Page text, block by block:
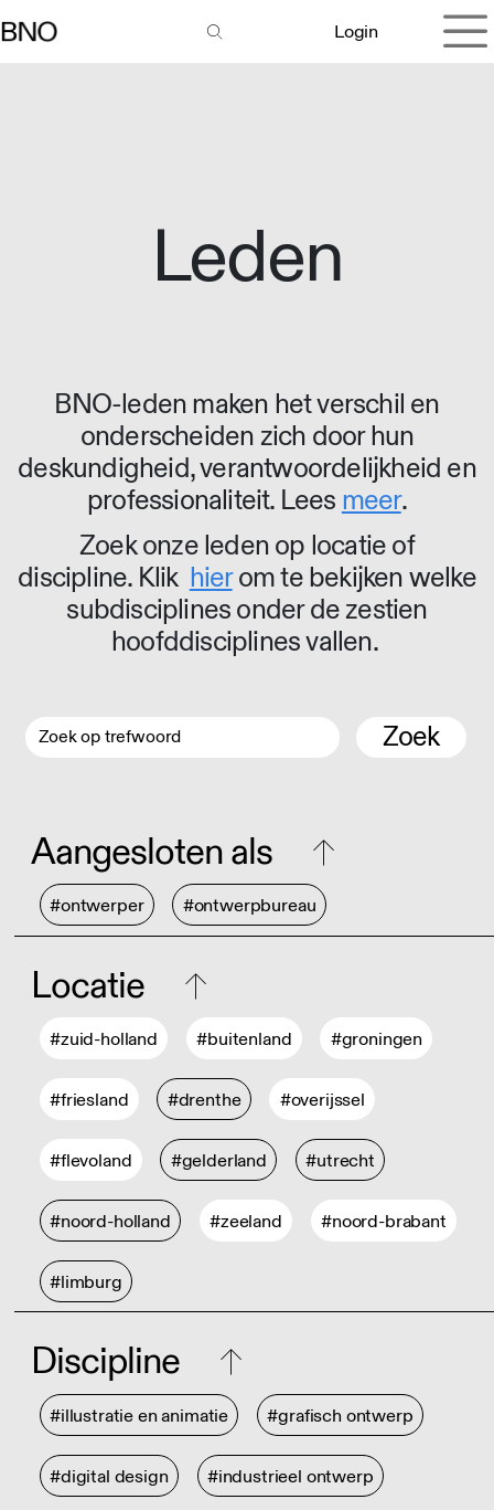
Login
Leden
BNO-leden maken het verschil en
onderscheiden zich door hun
deskundigheid, verantwoordelijkheid en
professionaliteit. Lees meer.
Zoek onze leden op locatie of
discipline. Klik hierom te bekijken welke
subdisciplines onder de zestien
hoofddisciplines vallen.
Zoek
Aangesloten als
#ontwerper #ontwerpbureau
Locatie
#zuid-holland #buitenland #groningen
#friesland #drenthe #overijssel
#flevoland #gelderland #utrecht
#noord-holland #zeeland #noord-brabant
#limburg
Discipline
#illustratie en animatie #grafisch ontwerp
#digital design #industrieel ontwerp